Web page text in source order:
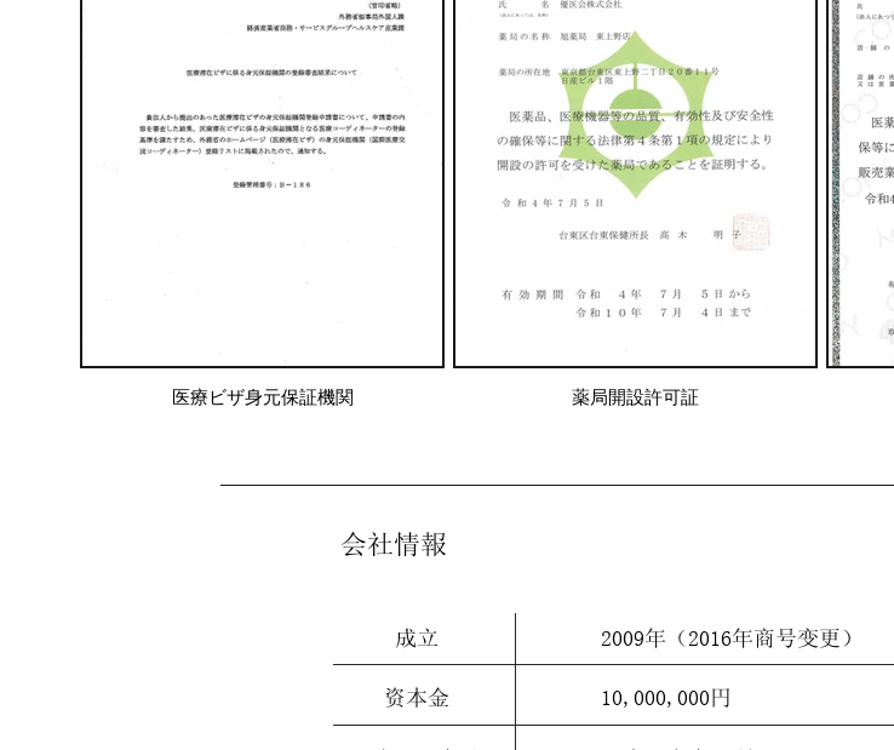
医療ビザ身元保証機関 薬局開設許可証
​会社情報
成立 2009年（2016年商号变更）
资本金 10,000,000円